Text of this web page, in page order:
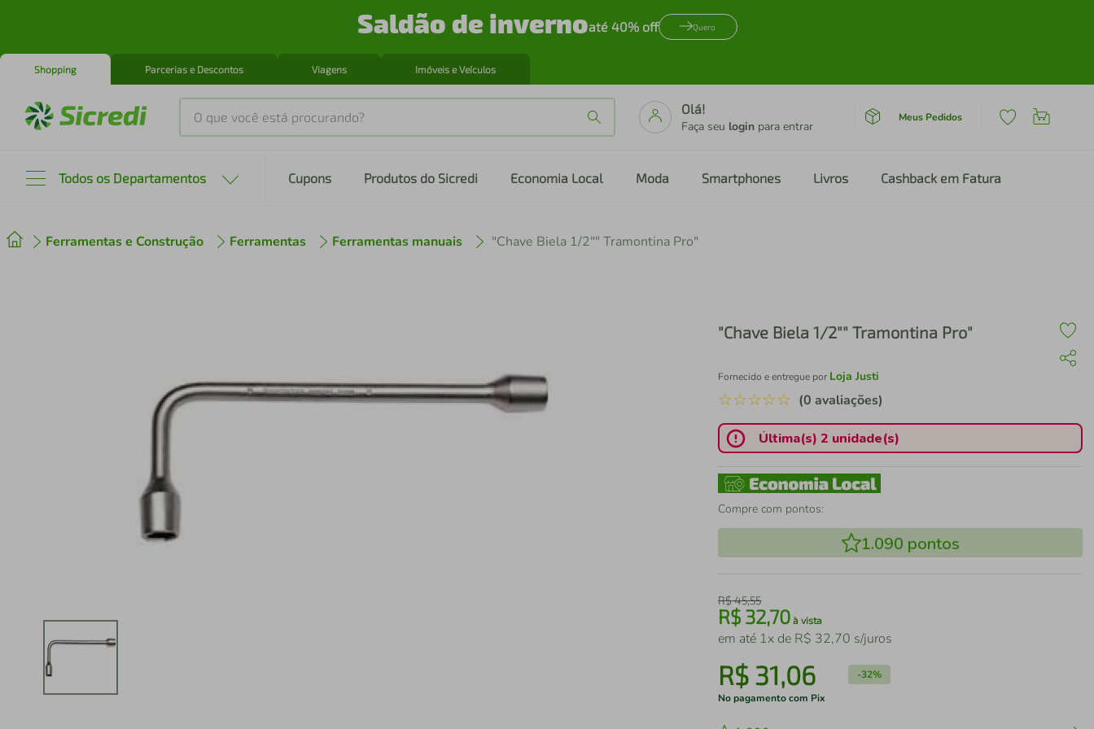
Saldão de invernoaté 40% off Quero
Shopping Parcerias e Descontos Viagens Imóveis e Veículos
O que você está procurando?
Olá!
Faça seu login para entrar
Meus Pedidos
Todos os Departamentos Cupons Produtos do Sicredi Economia Local Moda Smartphones Livros Cashback em Fatura
Ferramentas e Construção Ferramentas Ferramentas manuais "Chave Biela 1/2"" Tramontina Pro"
"Chave Biela 1/2"" Tramontina Pro"
Fornecido e entregue por Loja Justi
☆☆☆☆☆ (0 avaliações)
Última(s) 2 unidade(s)
Compre com pontos:
1.090 pontos
R$45,55
R$32,70 à vista
em até 1x de R$ 32,70 s/juros
R$ 31,06 -32%
No pagamento com Pix
2º cafeteira
iphone